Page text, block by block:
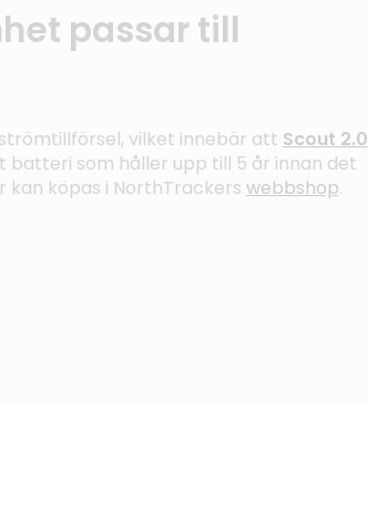
passar till
vilket innebär att Scout 2.0
batteri som håller upp till 5 år innan det
köpas i NorthTrackers webbshop.